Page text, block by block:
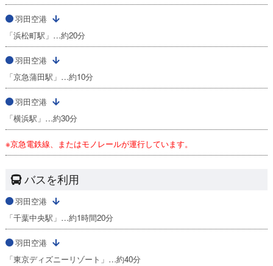
羽田空港
「浜松町駅」…約20分
羽田空港
「京急蒲田駅」…約10分
羽田空港
「横浜駅」…約30分
※京急電鉄線、またはモノレールが運行しています。
バスを利用
羽田空港
「千葉中央駅」…約1時間20分
羽田空港
「東京ディズニーリゾート」…約40分